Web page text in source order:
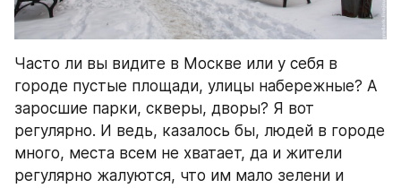
Часто ли вы видите в Москве или у себя в
городе пустые площади, улицы набережные? А
заросшие парки, скверы, дворы? Я вот
регулярно. И ведь, казалось бы, людей в городе
много, места всем не хватает, да и жители
регулярно жалуются, что им мало зелени и